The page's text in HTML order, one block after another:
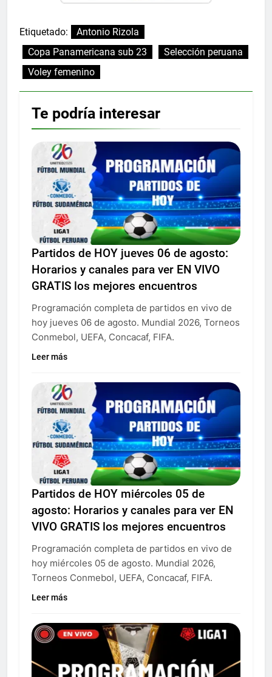
Etiquetado:
Antonio Rizola
Copa Panamericana sub 23
Selección peruana
Voley femenino
Te podría interesar
Partidos de HOY jueves 06 de agosto:
Horarios y canales para ver EN VIVO
GRATIS los mejores encuentros
Programación completa de partidos en vivo de
hoy jueves 06 de agosto. Mundial 2026, Torneos
Conmebol, UEFA, Concacaf, FIFA.
Leer más
Partidos de HOY miércoles 05 de
agosto: Horarios y canales para ver EN
VIVO GRATIS los mejores encuentros
Programación completa de partidos en vivo de
hoy miércoles 05 de agosto. Mundial 2026,
Torneos Conmebol, UEFA, Concacaf, FIFA.
Leer más